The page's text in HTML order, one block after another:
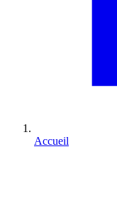
Accueil